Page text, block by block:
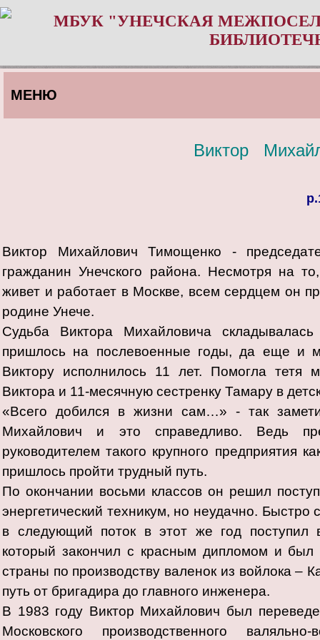
МБУК "УНЕЧСКАЯ
МЕНЮ
Виктор
Виктор Михайлович Тимощенко -
гражданин Унечского района. Несмотря на
живет и работает в Москве, всем сердцем он
родине Унече.
Судьба Виктора Михайловича складывалась
пришлось на послевоенные годы, да еще и
Виктору исполнилось 11 лет. Помогла тетя
Виктора и 11-месячную сестренку Тамару в
«Всего добился в жизни сам…» - так
Михайлович и это справедливо. Ведь
руководителем такого крупного предприятия
пришлось пройти трудный путь.
По окончании восьми классов он решил
энергетический техникум, но неудачно. Быстро
в следующий поток в этот же год поступил
который закончил с красным дипломом и
страны по производству валенок из войлока –
путь от бригадира до главного инженера.
В 1983 году Виктор Михайлович был
Московского производственного